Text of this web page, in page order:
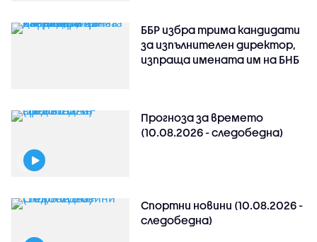
ББР избра трима кандидати
за изпълнителен директор,
изпраща имената им на БНБ
Прогноза за времето
(10.08.2026 - следобедна)
Спортни новини (10.08.2026 -
следобедна)